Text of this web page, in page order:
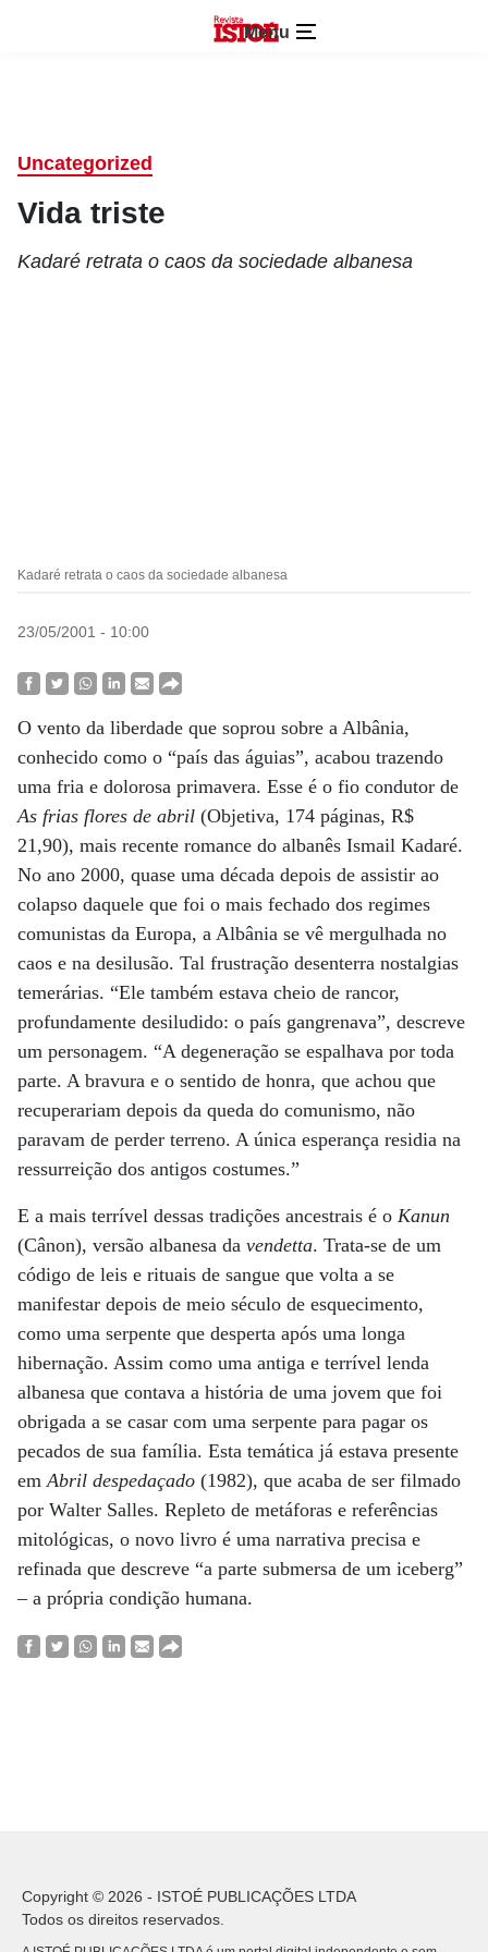
Menu
Uncategorized
Vida triste
Kadaré retrata o caos da sociedade albanesa
Kadaré retrata o caos da sociedade albanesa
23/05/2001 - 10:00
O vento da liberdade que soprou sobre a Albânia,
conhecido como o “país das águias”, acabou trazendo
uma fria e dolorosa primavera. Esse é o fio condutor de
As frias flores de abril (Objetiva, 174 páginas, R$
21,90), mais recente romance do albanês Ismail Kadaré.
No ano 2000, quase uma década depois de assistir ao
colapso daquele que foi o mais fechado dos regimes
comunistas da Europa, a Albânia se vê mergulhada no
caos e na desilusão. Tal frustração desenterra nostalgias
temerárias. “Ele também estava cheio de rancor,
profundamente desiludido: o país gangrenava”, descreve
um personagem. “A degeneração se espalhava por toda
parte. A bravura e o sentido de honra, que achou que
recuperariam depois da queda do comunismo, não
paravam de perder terreno. A única esperança residia na
ressurreição dos antigos costumes.”
E a mais terrível dessas tradições ancestrais é o Kanun
(Cânon), versão albanesa da vendetta. Trata-se de um
código de leis e rituais de sangue que volta a se
manifestar depois de meio século de esquecimento,
como uma serpente que desperta após uma longa
hibernação. Assim como uma antiga e terrível lenda
albanesa que contava a história de uma jovem que foi
obrigada a se casar com uma serpente para pagar os
pecados de sua família. Esta temática já estava presente
emAbril despedaçado (1982), que acaba de ser filmado
por Walter Salles. Repleto de metáforas e referências
mitológicas, o novo livro é uma narrativa precisa e
refinada que descreve “a parte submersa de um iceberg”
– a própria condição humana.
Copyright © 2026 - ISTOÉ PUBLICAÇÕES LTDA
Todos os direitos reservados.